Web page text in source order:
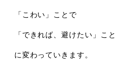
「こわい」ことで
「できれば、避けたい」こと
に変わっていきます。